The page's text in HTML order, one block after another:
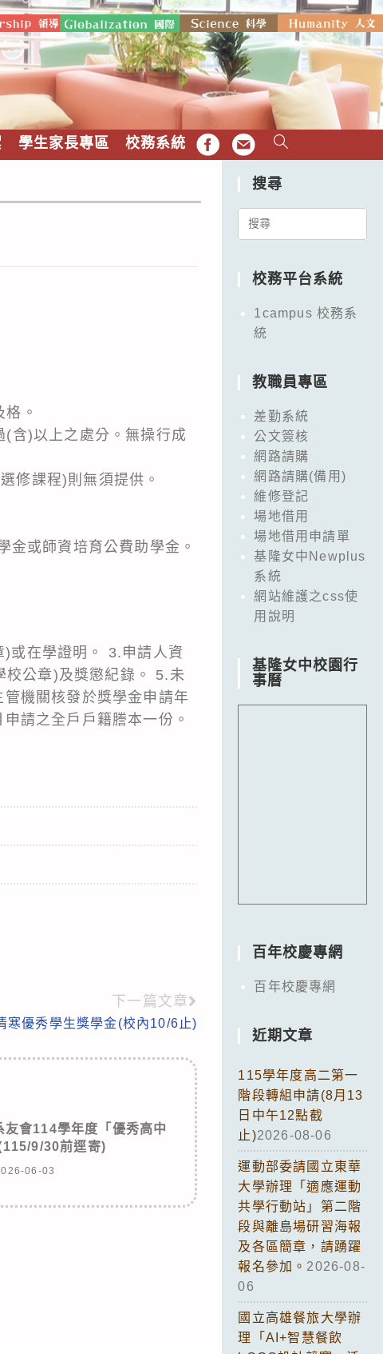
學生家長專區 校務系統 FB EMAIL
。
含)以上之處分。無操行成
修課程)則無須提供。
金或師資培育公費助學金。
或在學證明。 3.申請人資
校公章)及獎懲紀錄。 5.未
機關核發於獎學金申請年
請之全戶戶籍謄本一份。
下一篇文章
寒優秀學生獎學金(校內10/6止)
友會114學年度「優秀高中
9/30前逕寄)
06-03
搜尋
Search
校務平台系統
1campus 校務系
統
教職員專區
差勤系統
公文簽核
網路請購
網路請購(備用)
維修登記
場地借用
場地借用申請單
基隆女中Newplus
系統
網站維護之css使
用說明
基隆女中校園行
事曆
百年校慶專網
百年校慶專網
近期文章
115學年度高二第一
階段轉組申請(8月13
日中午12點截
止)2026-08-06
運動部委請國立東華
大學辦理「適應運動
共學行動站」第二階
段與離島場研習海報
及各區簡章，請踴躍
報名參加。 2026-08-
06
國立高雄餐旅大學辦
理「AI+智慧餐飲